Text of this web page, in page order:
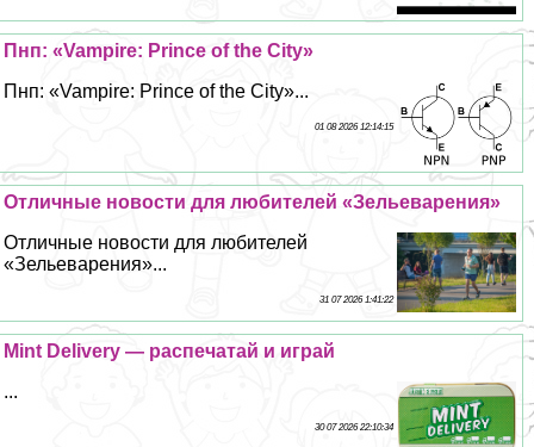
Пнп: «Vampire: Prince of the City»
Пнп: «Vampire: Prince of the City»...
01 08 2026 12:14:15
Отличные новости для любителей «Зельеварения»
Отличные новости для любителей
«Зельеварения»...
31 07 2026 1:41:22
Mint Delivery — распечатай и играй
...
30 07 2026 22:10:34